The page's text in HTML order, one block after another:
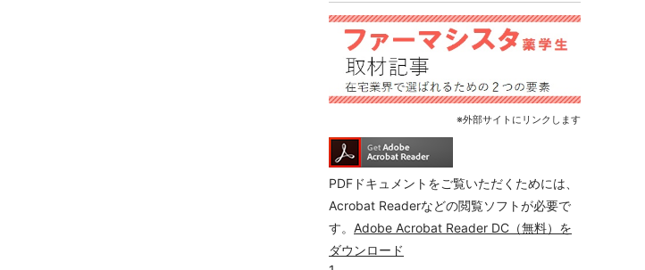
※外部サイトにリンクします
PDFドキュメントをご覧いただくためには、
Acrobat Readerなどの閲覧ソフトが必要で
す。 Adobe Acrobat Reader DC（無料）を
ダウンロード